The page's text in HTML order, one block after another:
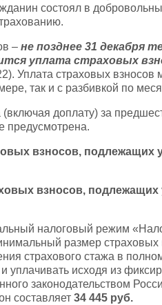
состоял в
– не позднее 31 декабря
уплата страховых
Уплата страховых взносов
так и с разбивкой по
(включая доплату) за
предусмотрена.
взносов, подлежащих
взносов, подлежащих
налоговый режим
размер страховых
страхового стажа в
уплачивать исходя из
законодательством
составляет 34 445 руб.